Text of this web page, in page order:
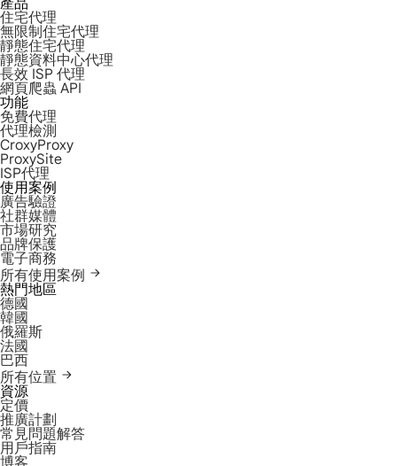
產品
住宅代理
無限制住宅代理
靜態住宅代理
靜態資料中心代理
長效 ISP 代理
網頁爬蟲 API
功能
免費代理
代理檢測
CroxyProxy
ProxySite
ISP代理
使用案例
廣告驗證
社群媒體
市場研究
品牌保護
電子商務
所有使用案例
熱門地區
德國
韓國
俄羅斯
法國
巴西
所有位置
資源
定價
推廣計劃
常見問題解答
用戶指南
博客